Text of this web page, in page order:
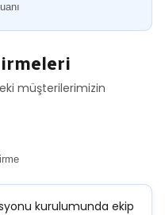
müşterilerimizin
kurulumunda ekip